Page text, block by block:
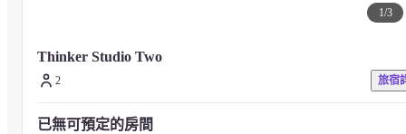
1/3
Thinker Studio Two
2 旅宿
已無可預定的房間